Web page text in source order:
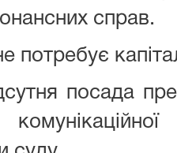
справ.
потребує
посада